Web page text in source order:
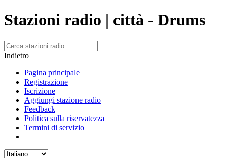
Stazioni radio | città - Drums
Indietro
Pagina principale
Registrazione
Iscrizione
Aggiungi stazione radio
Feedback
Politica sulla riservatezza
Termini di servizio